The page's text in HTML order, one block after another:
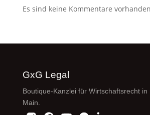
Es sind keine Kommentare
GxG Legal
Boutique-Kanzlei für Wirtschaftsrecht in
Main.